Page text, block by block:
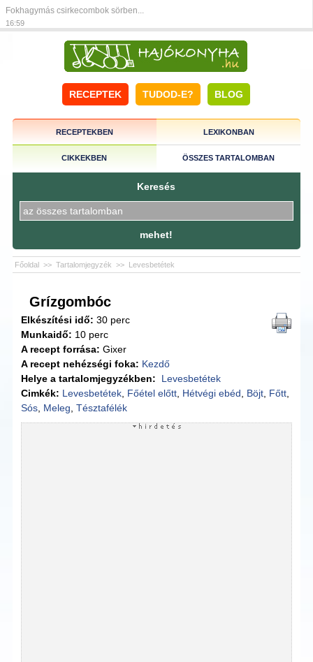
Fokhagymás csirkecombok sörben...
16:59
RECEPTEK TUDOD-E? BLOG
RECEPTEKBEN LEXIKONBAN
CIKKEKBEN ÖSSZES TARTALOMBAN
Keresés
mehet!
Főoldal >> Tartalomjegyzék >> Levesbetétek
Grízgombóc
Elkészítési idő: 30 perc
Munkaidő: 10 perc
A recept forrása: Gixer
A recept nehézségi foka: Kezdő
Helye a tartalomjegyzékben:
Levesbetétek
Cimkék: Levesbetétek Főétel előtt Hétvégi ebéd Böjt Főtt
Sós Meleg ,Tésztafélék